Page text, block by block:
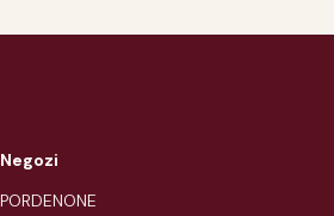
Negozi
PORDENONE